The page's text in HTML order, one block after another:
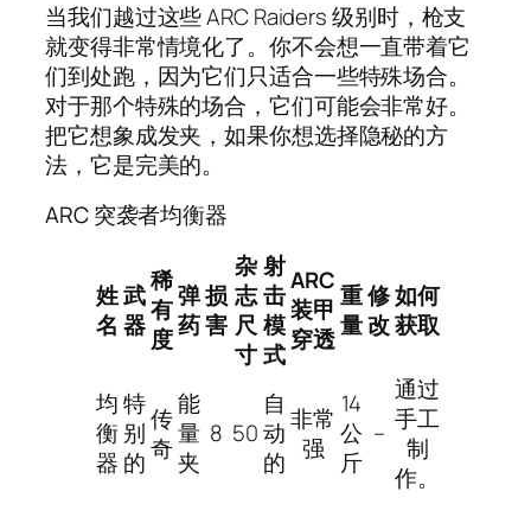
当我们越过这些 ARC Raiders 级别时，枪支
就变得非常情境化了。你不会想一直带着它
们到处跑，因为它们只适合一些特殊场合。
对于那个特殊的场合，它们可能会非常好。
把它想象成发夹，如果你想选择隐秘的方
法，它是完美的。
ARC 突袭者均衡器
姓
名
武
器
稀
有
度
弹
药
损
害
杂
志
尺
寸
射
击
模
式
ARC
装甲
穿透
重
量
修
改
如何
获取
均
衡
器
特
别
的
传
奇
能
量
夹
8 50
自
动
的
非常
强
14
公
斤
–
通过
手工
制
作。